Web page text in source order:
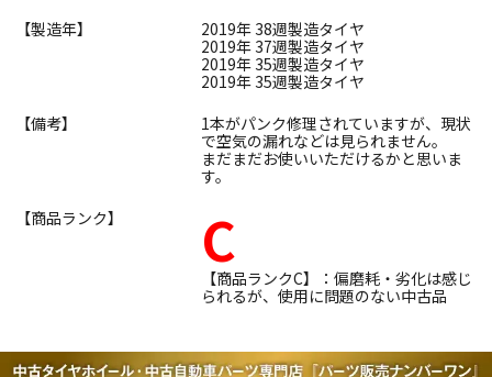
【製造年】
2019年 38週製造タイヤ
2019年 37週製造タイヤ
2019年 35週製造タイヤ
2019年 35週製造タイヤ
【備考】
1本がパンク修理されていますが、現状
で空気の漏れなどは見られません。
まだまだお使いいただけるかと思いま
す。
【商品ランク】
C
【商品ランクC】：偏磨耗・劣化は感じ
られるが、使用に問題のない中古品